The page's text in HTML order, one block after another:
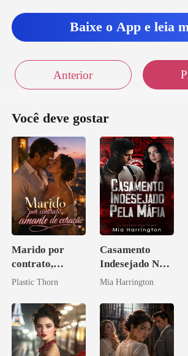
Baixe o App e leia
Anterior
Você deve gostar
Marido por
contrato,
amante de
Plastic Thorn
Casamento
Indesejado Na
Máfia
Mia Harrington